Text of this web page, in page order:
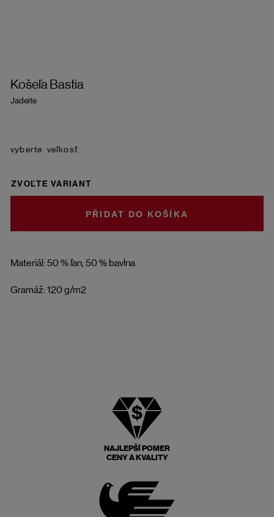
Košeľa Bastia
Jadeite
Materiál: 50 % ľan, 50 % bavlna
Gramáž: 120 g/m2
veľkosť
ZVOĽTE VARIANT
DO KOŠÍKA
NAJLEPŠÍ POMER
CENY A KVALITY